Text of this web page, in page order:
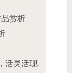
赏析
活灵活现